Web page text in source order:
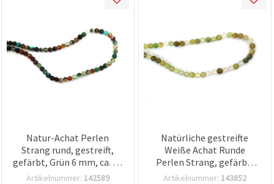
Natur-Achat Perlen
Strang rund, gestreift,
gefärbt, Grün 6 mm, ca. 62
Stück, assortiert/mix für
Artikelnummer: 142589
Natürliche gestreifte
Weiße Achat Runde
Perlen Strang, gefärbt,
zartgrün 6 mm, ca. 65 Stk.
Artikelnummer: 143852